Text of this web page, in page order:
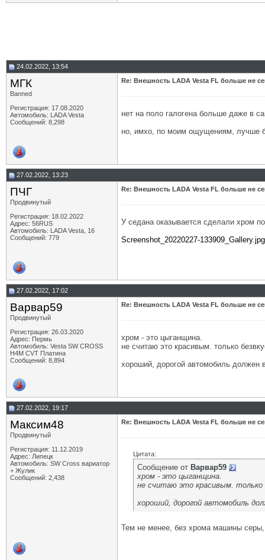
24.02.2022, 13:54
МГК
Banned
Регистрация: 17.08.2020
Автомобиль: LADA Vesta
Сообщений: 8,298
Re: Внешность LADA Vesta FL больше не
нет на поло галогена больше даже в
но, имхо, по моим ощущениям, лучше
27.02.2022, 13:23
ПЧГ
Продвинутый
Регистрация: 18.02.2022
Адрес: 56RUS
Автомобиль: LADA Vesta, 16
Сообщений: 779
Re: Внешность LADA Vesta FL больше не
У седана оказывается сделали хром
Screenshot_20220227-133909_Gallery.jpg
27.02.2022, 17:02
Варвар59
Продвинутый
Регистрация: 26.03.2020
Адрес: Пермь
Автомобиль: Vesta SW CROSS
H4M CVT Платина
Сообщений: 8,894
Re: Внешность LADA Vesta FL больше не
хром - это цыганщина.
не считаю это красивым. только
хороший, дорогой автомобиль должен
27.02.2022, 19:17
Максим48
Продвинутый
Регистрация: 11.12.2019
Адрес: Липецк
Автомобиль: SW Cross вариатор
+ Жулик
Сообщений: 2,438
Re: Внешность LADA Vesta FL больше не
Цитата:
Сообщение от Варвар59
хром - это цыганщина.
не считаю это красивым. только
хороший, дорогой автомобиль
Тем не менее, без хрома машины